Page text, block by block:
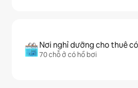
Nơi nghỉ dưỡng cho thuê
70 chỗ ở có hồ bơi